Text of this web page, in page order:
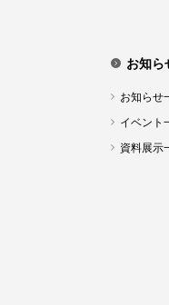
お知ら
お知らせ
イベント
資料展示